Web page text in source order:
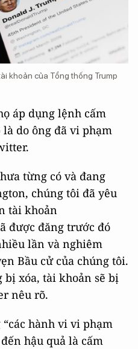
khoản của Tổng thống Trump
áp dụng lệnh cấm
do ông đã vi phạm
từng có và đang
chúng tôi đã yêu
tài khoản
được đăng trước đó
lần và nghiêm
Bầu cử của chúng tôi.
bị xóa, tài khoản sẽ bị
nêu rõ.
hành vi vi phạm
hậu quả là cấm